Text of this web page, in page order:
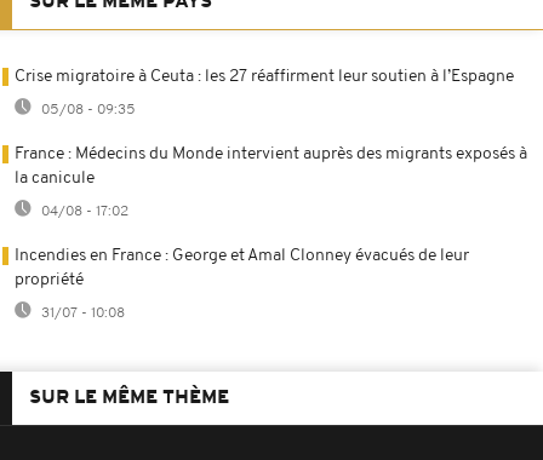
Crise migratoire à Ceuta : les 27 réaffirment leur soutien à l’Espagne
05/08 - 09:35
France : Médecins du Monde intervient auprès des migrants exposés à
la canicule
04/08 - 17:02
Incendies en France : George et Amal Clonney évacués de leur
propriété
31/07 - 10:08
SUR LE MÊME THÈME